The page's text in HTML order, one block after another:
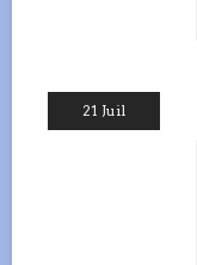
21 Juil